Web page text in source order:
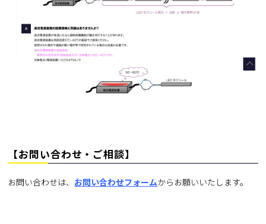
【お問い合わせ・ご相談】
お問い合わせは、 お問い合わせフォームからお願いいたします。